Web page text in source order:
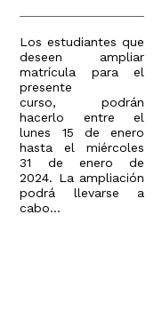
Los estudiantes que
deseen ampliar
matrícula para el
presente
curso, podrán
hacerlo entre el
lunes 15 de enero
hasta el miércoles
31 de enero de
2024. La ampliación
podrá llevarse a
cabo...